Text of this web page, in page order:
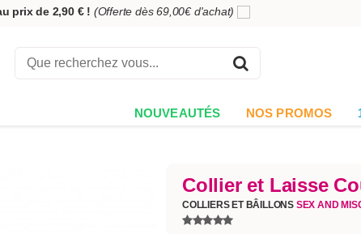
prix de 2,90 € ! (Offerte dès 69,00€ d'achat)
NOUVEAUTÉS NOS PROMOS
Collier et Laisse
COLLIERS ET BÂILLONS SEX AND